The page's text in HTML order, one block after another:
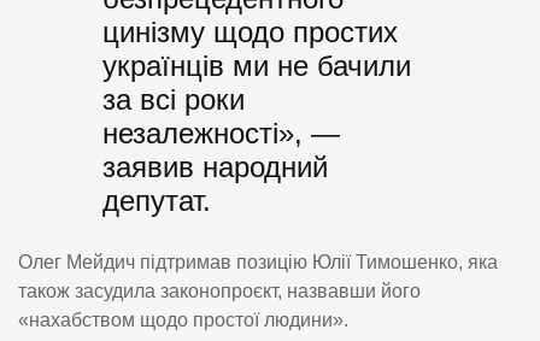
цинізму щодо простих
українців ми не бачили
за всі роки
незалежності», —
заявив народний
депутат.
Олег Мейдич підтримав позицію Юлії Тимошенко, яка
також засудила законопроєкт, назвавши його
«нахабством щодо простої людини».